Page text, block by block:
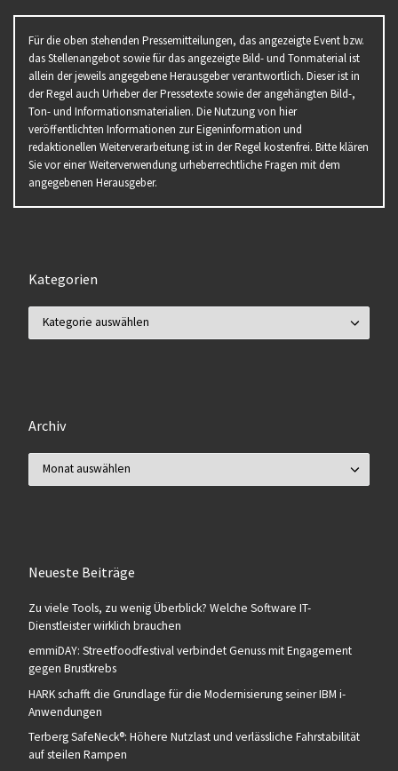
Für die oben stehenden Pressemitteilungen, das angezeigte Event bzw.
das Stellenangebot sowie für das angezeigte Bild- und Tonmaterial ist
allein der jeweils angegebene Herausgeber verantwortlich. Dieser ist in
der Regel auch Urheber der Pressetexte sowie der angehängten Bild-,
Ton- und Informationsmaterialien. Die Nutzung von hier
veröffentlichten Informationen zur Eigeninformation und
redaktionellen Weiterverarbeitung ist in der Regel kostenfrei. Bitte klären
Sie vor einer Weiterverwendung urheberrechtliche Fragen mit dem
angegebenen Herausgeber.
Kategorien
Archiv
Neueste Beiträge
Zu viele Tools, zu wenig Überblick? Welche Software IT-
Dienstleister wirklich brauchen
emmiDAY: Streetfoodfestival verbindet Genuss mit Engagement
gegen Brustkrebs
HARK schafft die Grundlage für die Modernisierung seiner IBM i-
Anwendungen
Terberg SafeNeck®: Höhere Nutzlast und verlässliche Fahrstabilität
auf steilen Rampen